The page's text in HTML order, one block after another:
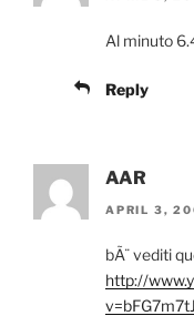
Al minuto
Reply
AAR
APRIL 3,
bÃ¨ vediti
http://